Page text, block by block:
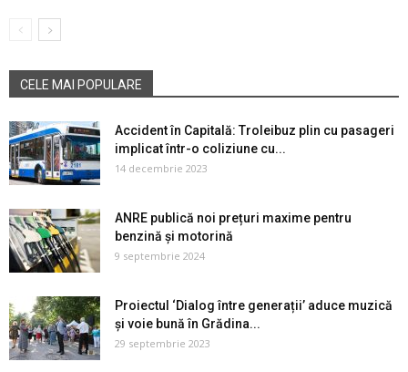
CELE MAI POPULARE
Accident în Capitală: Troleibuz plin cu pasageri
implicat într-o coliziune cu...
14 decembrie 2023
ANRE publică noi prețuri maxime pentru
benzină și motorină
9 septembrie 2024
Proiectul ‘Dialog între generații’ aduce muzică
și voie bună în Grădina...
29 septembrie 2023